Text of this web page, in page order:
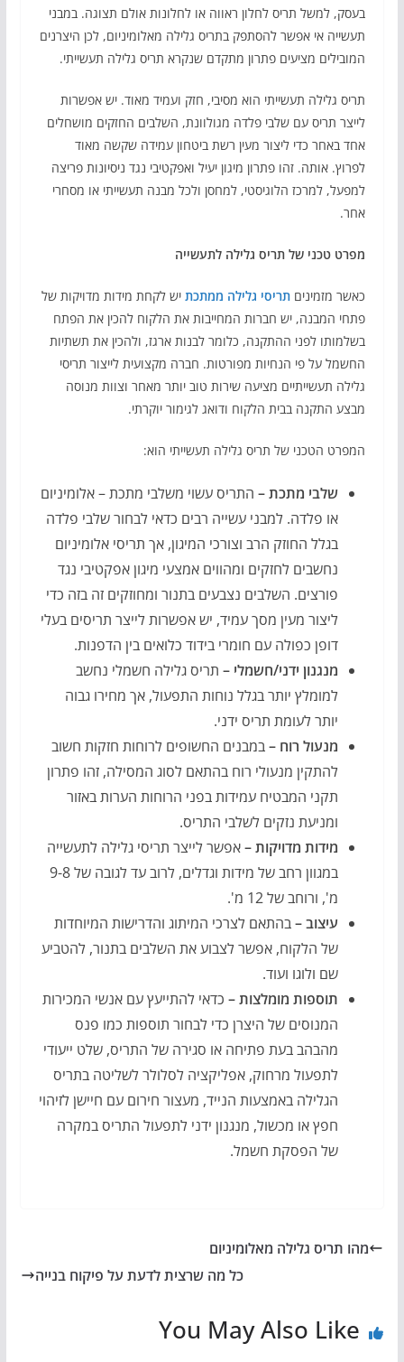
בעסק, למשל תריס לחלון ראווה או לחלונות אולם תצוגה. במבני
תעשייה אי אפשר להסתפק בתריס גלילה מאלומיניום, לכן היצרנים
המובילים מציעים פתרון מתקדם שנקרא תריס גלילה תעשייתי.
תריס גלילה תעשייתי הוא מסיבי, חזק ועמיד מאוד. יש אפשרות
לייצר תריס עם שלבי פלדה מגולוונת, השלבים החזקים מושחלים
אחד באחר כדי ליצור מעין רשת ביטחון עמידה שקשה מאוד
לפרוץ. אותה. זהו פתרון מיגון יעיל ואפקטיבי נגד ניסיונות פריצה
למפעל, למרכז הלוגיסטי, למחסן ולכל מבנה תעשייתי או מסחרי
אחר.
מפרט טכני של תריס גלילה לתעשייה
כאשר מזמינים תריסי גלילה ממתכתיש לקחת מידות מדויקות של
פתחי המבנה, יש חברות המחייבות את הלקוח להכין את הפתח
בשלמותו לפני ההתקנה, כלומר לבנות ארגז, ולהכין את תשתיות
החשמל על פי הנחיות מפורטות. חברה מקצועית לייצור תריסי
גלילה תעשייתיים מציעה שירות טוב יותר מאחר וצוות מנוסה
מבצע התקנה בבית הלקוח ודואג לגימור יוקרתי.
המפרט הטכני של תריס גלילה תעשייתי הוא:
שלבי מתכת – התריס עשוי משלבי מתכת – אלומיניום
או פלדה. למבני עשייה רבים כדאי לבחור שלבי פלדה
בגלל החוזק הרב וצורכי המיגון, אך תריסי אלומיניום
נחשבים לחזקים ומהווים אמצעי מיגון אפקטיבי נגד
פורצים. השלבים נצבעים בתנור ומחוזקים זה בזה כדי
ליצור מעין מסך עמיד, יש אפשרות לייצר תריסים בעלי
דופן כפולה עם חומרי בידוד כלואים בין הדפנות.
מנגנון ידני/חשמלי – תריס גלילה חשמלי נחשב
למומלץ יותר בגלל נוחות התפעול, אך מחירו גבוה
יותר לעומת תריס ידני.
מנעול רוח –במבנים החשופים לרוחות חזקות חשוב
להתקין מנעולי רוח בהתאם לסוג המסילה, זהו פתרון
תקני המבטיח עמידות בפני הרוחות הערות באזור
ומניעת נזקים לשלבי התריס.
מידות מדויקות –אפשר לייצר תריסי גלילה לתעשייה
במגוון רחב של מידות וגדלים, לרוב עד לגובה של 9-8
מ', ורוחב של 12 מ'.
עיצוב –בהתאם לצרכי המיתוג והדרישות המיוחדות
של הלקוח, אפשר לצבוע את השלבים בתנור, להטביע
שם ולוגו ועוד.
תוספות מומלצות – כדאי להתייעץ עם אנשי המכירות
המנוסים של היצרן כדי לבחור תוספות כמו פנס
מהבהב בעת פתיחה או סגירה של התריס, שלט ייעודי
לתפעול מרחוק, אפליקציה לסלולר לשליטה בתריס
הגלילה באמצעות הנייד, מעצור חירום עם חיישן לזיהוי
חפץ או מכשול, מנגנון ידני לתפעול התריס במקרה
של הפסקת חשמל.
מהו תריס גלילה מאלומיניום
כל מה שרצית לדעת על פיקוח בנייה
You May Also Like